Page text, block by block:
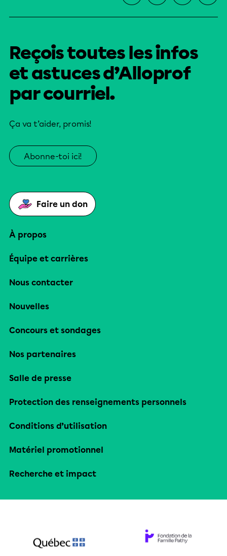
Reçois toutes les infos
et astuces d’Alloprof
par courriel.
Ça va t’aider, promis!
Abonne-toi ici!
Faire un don
À propos
Équipe et carrières
Nous contacter
Nouvelles
Concours et sondages
Nos partenaires
Salle de presse
Protection des renseignements personnels
Conditions d’utilisation
Matériel promotionnel
Recherche et impact